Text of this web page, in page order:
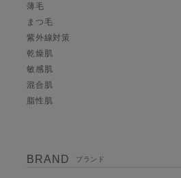
薄毛
まつ毛
紫外線対策
乾燥肌
敏感肌
混合肌
脂性肌
BRAND ブランド